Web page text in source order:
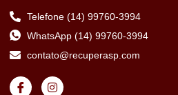
Telefone (14) 99760-3994
WhatsApp (14) 99760-3994
contato@recuperasp.com